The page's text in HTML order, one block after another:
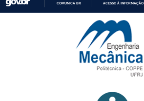
PARA
CONTEÚDO
COMUNICA BR ACESSO À INFORMAÇÃO